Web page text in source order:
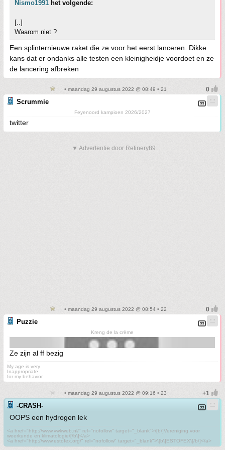
Nismo1991 het volgende:
[..]
Waarom niet ?
Een splinternieuwe raket die ze voor het eerst lanceren. Dikke
kans dat er ondanks alle testen een kleinigheidje voordoet en ze
de lancering afbreken
• maandag 29 augustus 2022 @ 08:49 • 21
Scrummie
Feyenoord kampioen 2026/2027
twitter
▼ Advertentie door Refinery89
• maandag 29 augustus 2022 @ 08:54 • 22
Puzzie
Kreng de la crème
Ze zijn al ff bezig
My age is very
Inappropriate
for my behavior
• maandag 29 augustus 2022 @ 09:16 • 23
-CRASH-
OOPS een hydrogen lek
<a href="http://www.vwkweb.nl/" rel="nofollow" target="_blank">\[b\]Vereniging voor
weerkunde en klimatologie\[/b\]</a>
<a href="http://www.estofex.org/" rel="nofollow" target="_blank">\[b\]ESTOFEX\[/b\]</a>